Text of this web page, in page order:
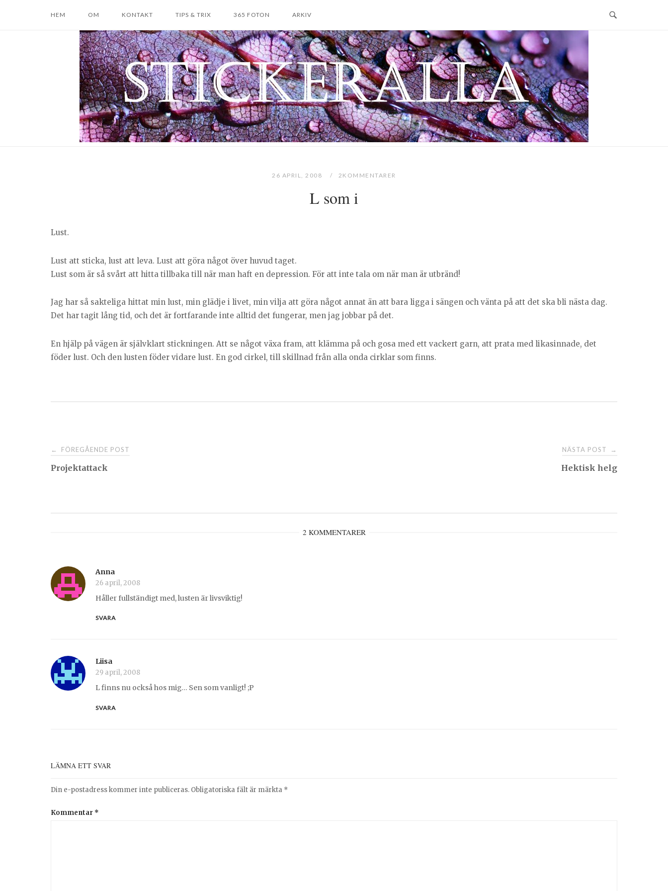
HEM OM KONTAKT TIPS & TRIX 365 FOTON ARKIV
Home
26 APRIL, 2008 2KOMMENTARER
L som i
Lust.
Lust att sticka, lust att leva. Lust att göra något över huvud taget.
Lust som är så svårt att hitta tillbaka till när man haft en depression. För att inte tala om när man är utbränd!
Jag har så sakteliga hittat min lust, min glädje i livet, min vilja att göra något annat än att bara ligga i sängen och vänta på att det ska bli nästa dag.
Det har tagit lång tid, och det är fortfarande inte alltid det fungerar, men jag jobbar på det.
En hjälp på vägen är självklart stickningen. Att se något växa fram, att klämma på och gosa med ett vackert garn, att prata med likasinnade, det
föder lust. Och den lusten föder vidare lust. En god cirkel, till skillnad från alla onda cirklar som finns.
Post
navigation
← FÖREGÅENDE POST
Projektattack
NÄSTA POST →
Hektisk helg
2 KOMMENTARER
Anna
26 april, 2008
Håller fullständigt med, lusten är livsviktig!
SVARA
Liisa
29 april, 2008
L finns nu också hos mig… Sen som vanligt! ;P
SVARA
LÄMNA ETT SVAR
Din e-postadress kommer inte publiceras. Obligatoriska fält är märkta *
Kommentar *